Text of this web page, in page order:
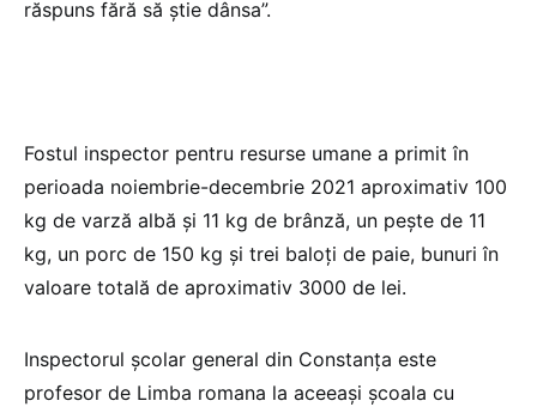
răspuns fără să știe dânsa”.
Fostul inspector pentru resurse umane a primit în
perioada noiembrie-decembrie 2021 aproximativ 100
kg de varză albă și 11 kg de brânză, un pește de 11
kg, un porc de 150 kg și trei baloți de paie, bunuri în
valoare totală de aproximativ 3000 de lei.
Inspectorul școlar general din Constanța este
profesor de Limba romana la aceeași școala cu